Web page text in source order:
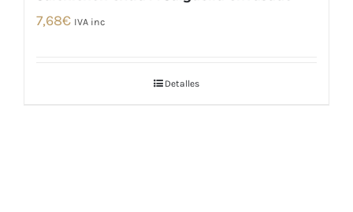
7,68€ IVA inc
Detalles